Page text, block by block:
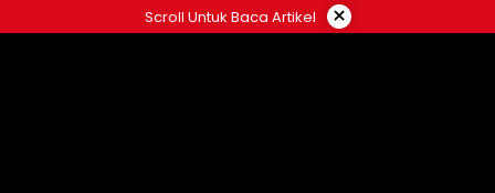
to
Scroll Untuk Baca Artikel ×